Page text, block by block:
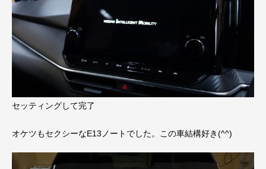
セッティングして完了
オケツもセクシーなE13ノートでした。この車結構好き(^^)